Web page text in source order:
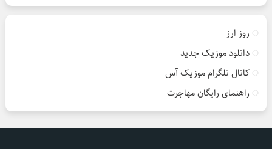
روز ارز
دانلود موزیک جدید
کانال تلگرام موزیک آس
راهنمای رایگان مهاجرت